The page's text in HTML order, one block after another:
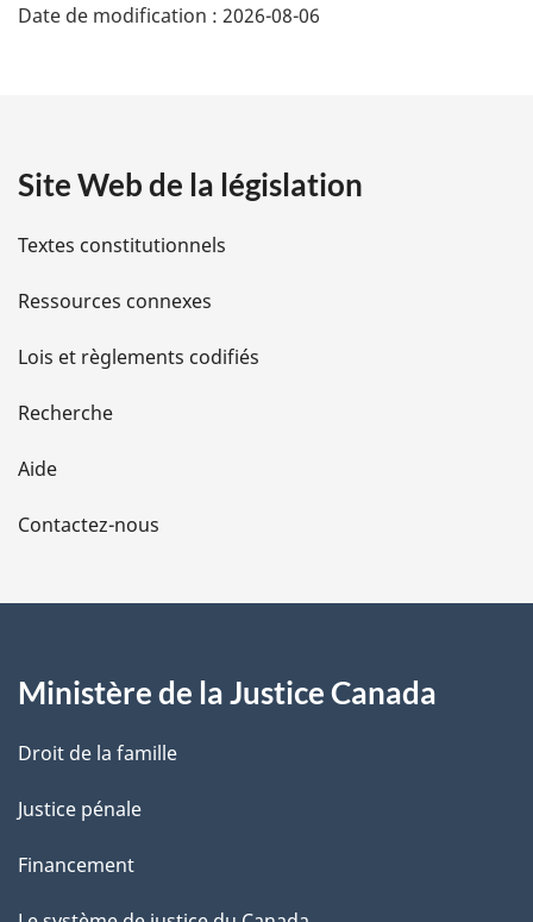
é
i
l
s
d
e
l
a
e
Date de modification : 2026-08-06
Site Web de la législation
Textes constitutionnels
Ressources connexes
Lois et règlements codifiés
Recherche
Aide
Contactez-nous
Ministère de la Justice Canada
Droit de la famille
Justice pénale
Financement